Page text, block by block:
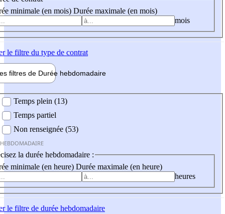
minimale (en mois) Durée maximale (en mois)
mois
le filtre du type de contrat
filtres de Durée hebdomadaire
Temps plein (13)
Temps partiel
Non renseignée (53)
la durée hebdomadaire :
minimale (en heure) Durée maximale (en heure)
heures
le filtre de durée hebdomadaire